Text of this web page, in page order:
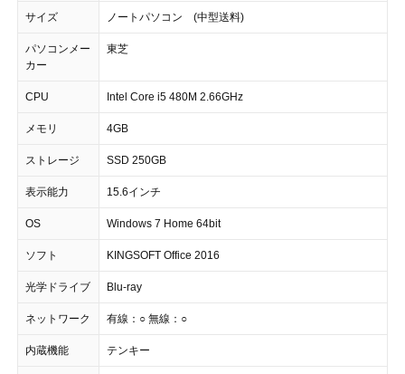
サイズ ノートパソコン (中型送料)
パソコンメー
カー
東芝
CPU Intel Core i5 480M 2.66GHz
メモリ 4GB
ストレージ SSD 250GB
表示能力 15.6インチ
OS Windows 7 Home 64bit
ソフト KINGSOFT Office 2016
光学ドライブ Blu-ray
ネットワーク 有線：○ 無線：○
内蔵機能 テンキー